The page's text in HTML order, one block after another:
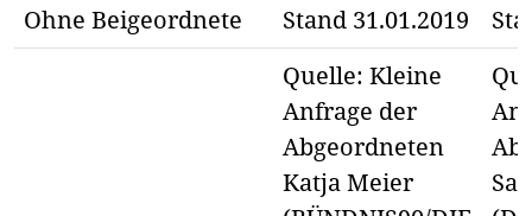
Ohne Beigeordnete
Stand 31.01.2019
Quelle: Kleine
Anfrage der
Abgeordneten
Katja Meier